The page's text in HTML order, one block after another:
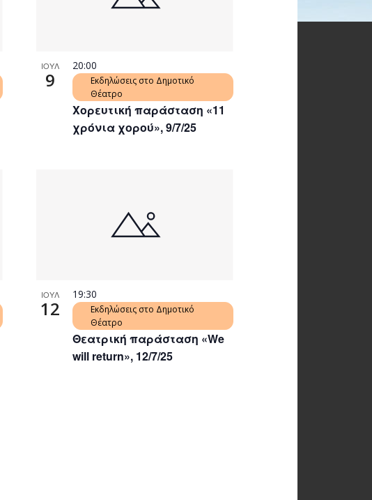
ΙΟΥΛ
9
Χορευτική παράσταση «11
χρόνια χορού», 9/7/25
20:00
Εκδηλώσεις στο Δημοτικό
Θέατρο
ΙΟΥΛ
12
Θεατρική παράσταση «We
will return», 12/7/25
19:30
Εκδηλώσεις στο Δημοτικό
Θέατρο